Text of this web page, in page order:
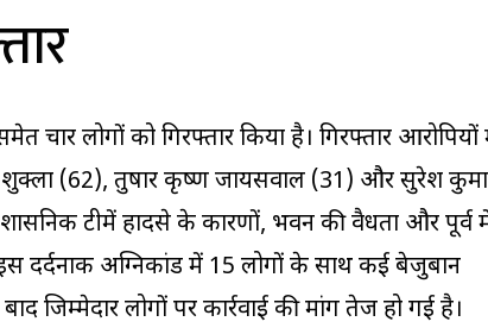
चार लोगों को गिरफ्तार किया है। गिरफ्तार आरोपियों
शुक्ला (62), तुषार कृष्ण जायसवाल (31) और सुरेश
टीमें हादसे के कारणों, भवन की वैधता और पूर्व
इस दर्दनाक अग्निकांड में 15 लोगों के साथ कई बेजुबान
जिम्मेदार लोगों पर कार्रवाई की मांग तेज हो गई है।